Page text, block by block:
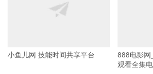
小鱼儿网 技能时间共享平台
888电影
观看全集